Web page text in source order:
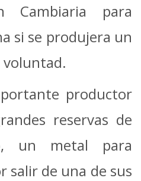
Cambiaria para
si se produjera un
voluntad.
productor
reservas de
un metal para
salir de una de sus